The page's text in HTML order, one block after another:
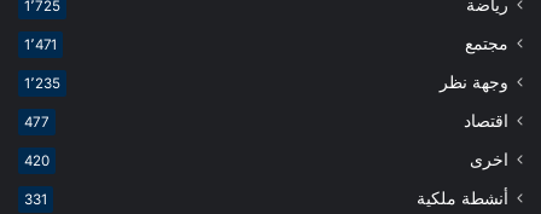
رياضة 1٬725
مجتمع 1٬471
وجهة نظر 1٬235
اقتصاد 477
اخرى 420
أنشطة ملكية 331